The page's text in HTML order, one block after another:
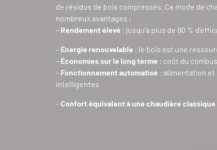
de résidus de bois compressés. Ce mode de
nombreux avantages :
– Rendement élevé : jusqu’à plus de 90 %
– Énergie renouvelable : le bois est une
– Économies sur le long terme : coût du
– Fonctionnement automatisé : alimentation
intelligentes
– Confort équivalent à une chaudière classique